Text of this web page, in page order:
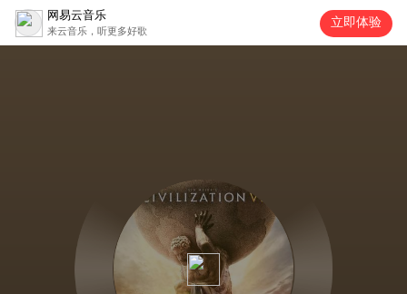
网易云音乐
来云音乐，听更多好歌
立即体验